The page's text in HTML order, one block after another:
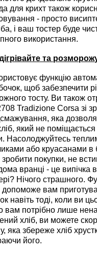
для крихт також
- просто
і ваш тостер буде
використання.
та
функцію
щоб забезпечити
тосту. Ви також
Tradizione Corsa зі
яка дозволяє
який не поміщається
Насолоджуйтесь
або круасанами в
покупки, не
вранці - це випічка в
Нічого страшного.
вам
навіть тоді, коли ви
вам потрібно лише
хліб, ви можете
яка збереже хліб
його.